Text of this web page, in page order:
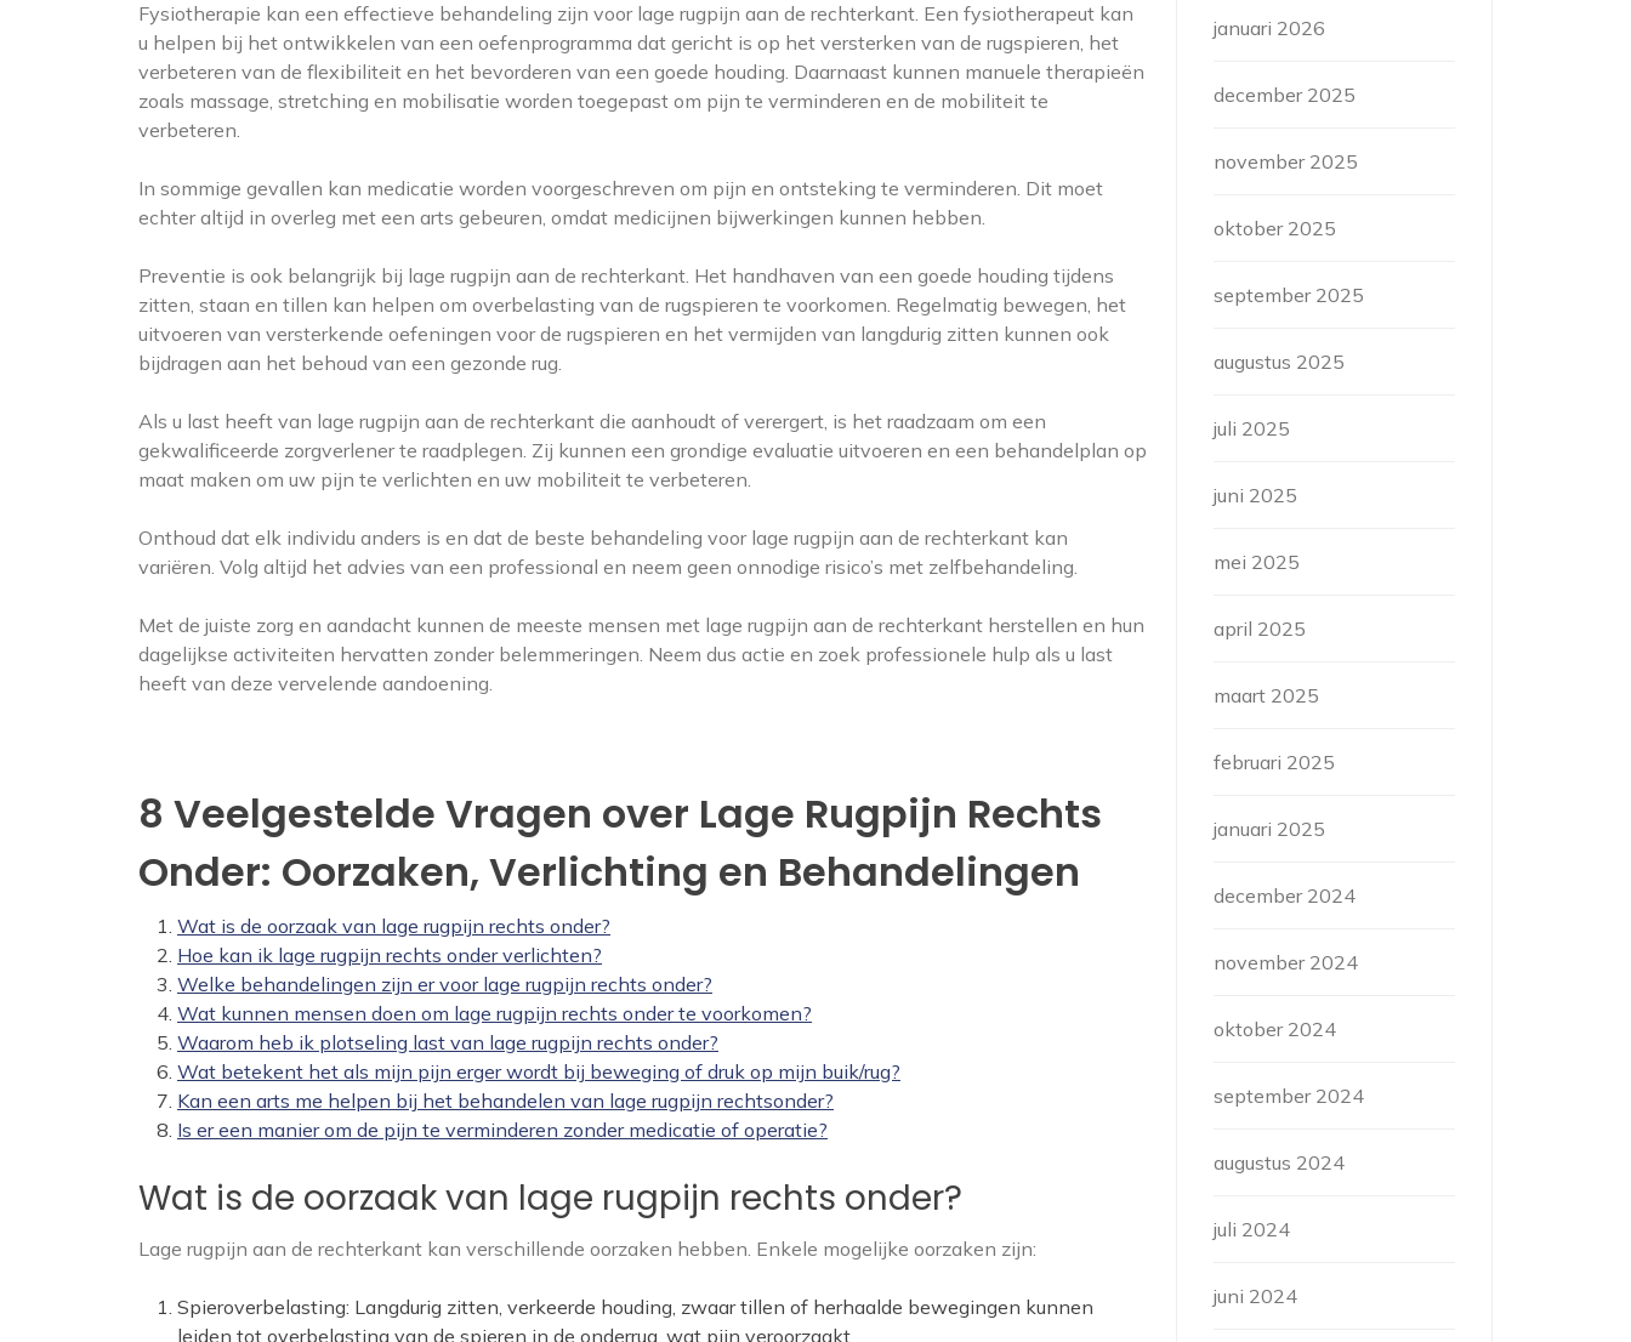
Fysiotherapie kan een effectieve behandeling zijn voor lage rugpijn aan de rechterkant. Een fysiotherapeut kan
u helpen bij het ontwikkelen van een oefenprogramma dat gericht is op het versterken van de rugspieren, het
verbeteren van de flexibiliteit en het bevorderen van een goede houding. Daarnaast kunnen manuele therapieën
zoals massage, stretching en mobilisatie worden toegepast om pijn te verminderen en de mobiliteit te
verbeteren.
In sommige gevallen kan medicatie worden voorgeschreven om pijn en ontsteking te verminderen. Dit moet
echter altijd in overleg met een arts gebeuren, omdat medicijnen bijwerkingen kunnen hebben.
Preventie is ook belangrijk bij lage rugpijn aan de rechterkant. Het handhaven van een goede houding tijdens
zitten, staan ​​en tillen kan helpen om overbelasting van de rugspieren te voorkomen. Regelmatig bewegen, het
uitvoeren van versterkende oefeningen voor de rugspieren en het vermijden van langdurig zitten kunnen ook
bijdragen aan het behoud van een gezonde rug.
Als u last heeft van lage rugpijn aan de rechterkant die aanhoudt of verergert, is het raadzaam om een ​​
gekwalificeerde zorgverlener te raadplegen. Zij kunnen een grondige evaluatie uitvoeren en een behandelplan op
maat maken om uw pijn te verlichten en uw mobiliteit te verbeteren.
Onthoud dat elk individu anders is en dat de beste behandeling voor lage rugpijn aan de rechterkant kan
variëren. Volg altijd het advies van een professional en neem geen onnodige risico’s met zelfbehandeling.
Met de juiste zorg en aandacht kunnen de meeste mensen met lage rugpijn aan de rechterkant herstellen en hun
dagelijkse activiteiten hervatten zonder belemmeringen. Neem dus actie en zoek professionele hulp als u last
heeft van deze vervelende aandoening.
8 Veelgestelde Vragen over Lage Rugpijn Rechts
Onder: Oorzaken, Verlichting en Behandelingen
Wat is de oorzaak van lage rugpijn rechts onder?
Hoe kan ik lage rugpijn rechts onder verlichten?
Welke behandelingen zijn er voor lage rugpijn rechts onder?
Wat kunnen mensen doen om lage rugpijn rechts onder te voorkomen?
Waarom heb ik plotseling last van lage rugpijn rechts onder?
Wat betekent het als mijn pijn erger wordt bij beweging of druk op mijn buik/rug?
Kan een arts me helpen bij het behandelen van lage rugpijn rechtsonder?
Is er een manier om de pijn te verminderen zonder medicatie of operatie?
Wat is de oorzaak van lage rugpijn rechts onder?
Lage rugpijn aan de rechterkant kan verschillende oorzaken hebben. Enkele mogelijke oorzaken zijn:
Spieroverbelasting: Langdurig zitten, verkeerde houding, zwaar tillen of herhaalde bewegingen kunnen
leiden tot overbelasting van de spieren in de onderrug, wat pijn veroorzaakt.
januari 2026
december 2025
november 2025
oktober 2025
september 2025
augustus 2025
juli 2025
juni 2025
mei 2025
april 2025
maart 2025
februari 2025
januari 2025
december 2024
november 2024
oktober 2024
september 2024
augustus 2024
juli 2024
juni 2024